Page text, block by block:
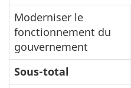
Moderniser le
fonctionnement du
gouvernement
Sous-total